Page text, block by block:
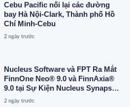
Cebu Pacific nối lại các đường
bay Hà Nội-Clark, Thành phố Hồ
Chí Minh-Cebu
2 ngày trước
Nucleus Software và FPT Ra Mắt
FinnOne Neo® 9.0 và FinnAxia®
9.0 tại Sự Kiện Nucleus Synapse
Lần Đầu Tiên tại Việt Nam
2 ngày trước